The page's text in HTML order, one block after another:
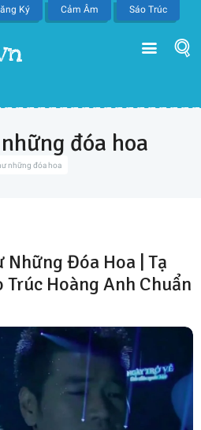
Ký Cảm Âm Sáo Trúc
những đóa hoa
đóa hoa
Những Đóa Hoa | Tạ
Trúc Hoàng Anh Chuẩn